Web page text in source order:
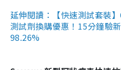
延伸閱讀：【快速測試套裝
測試劑換購優惠！15分鐘驗
98.26%